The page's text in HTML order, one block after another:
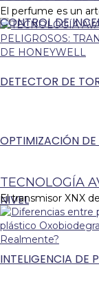
CONTROL DE
DETECTOR DE
OPTIMIZACIÓN
NIVEL
INTELIGENCIA DE
El perfume es un
TECNOLOGÍA
El transmisor XNX